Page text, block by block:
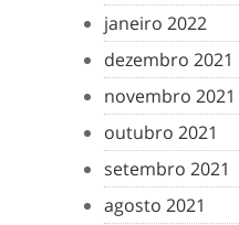
janeiro 2022
dezembro 2021
novembro 2021
outubro 2021
setembro 2021
agosto 2021